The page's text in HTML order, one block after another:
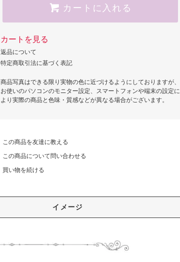
カートに入れる
カートを見る
返品について
特定商取引法に基づく表記
商品写真はできる限り実物の色に近づけるようにしておりますが、
お使いのパソコンのモニター設定、スマートフォンや端末の設定に
より実際の商品と色味・質感などが異なる場合がございます。
この商品を友達に教える
この商品について問い合わせる
買い物を続ける
イメージ